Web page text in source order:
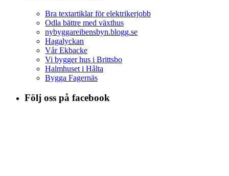
Bra textartiklar för elektrikerjobb
Odla bättre med växthus
nybyggareibensbyn.blogg.se
Hagalyckan
Vår Ekbacke
Vi bygger hus i Brittsbo
Halmhuset i Hålta
Bygga Fagernäs
Följ oss på facebook